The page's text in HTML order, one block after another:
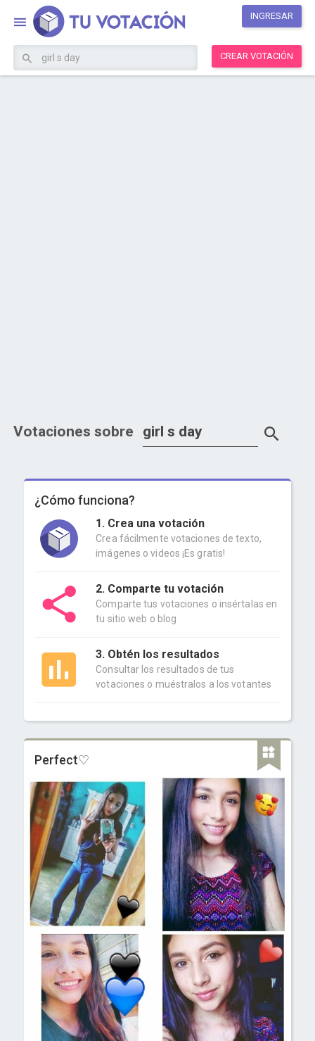
INGRESAR
CREAR VOTACIÓN
Votaciones sobre
¿Cómo funciona?
1. Crea una votación
Crea fácilmente votaciones de texto,
imágenes o videos ¡Es gratis!
2. Comparte tu votación
Comparte tus votaciones o insértalas en
tu sitio web o blog
3. Obtén los resultados
Consultar los resultados de tus
votaciones o muéstralos a los votantes
Perfect♡